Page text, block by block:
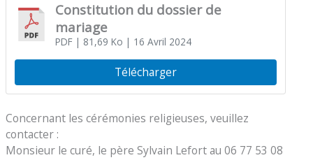
Constitution du dossier de
mariage
PDF| 81,69 Ko | 16 Avril 2024
Télécharger
Concernant les cérémonies religieuses, veuillez
contacter :
Monsieur le curé, le père Sylvain Lefort au 06 77 53 08